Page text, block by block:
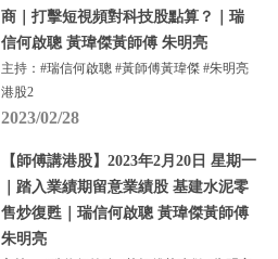
商｜打擊短視頻對科技股點算？｜瑞
信何啟聰 黃瑋傑黃師傅 朱明亮
主持：#瑞信何啟聰 #黃師傅黃瑋傑 #朱明亮
港股2
2023/02/28
【師傅講港股】2023年2月20日 星期一
｜踏入業績期留意業績股 基建水泥零
售炒復甦｜瑞信何啟聰 黃瑋傑黃師傅
朱明亮